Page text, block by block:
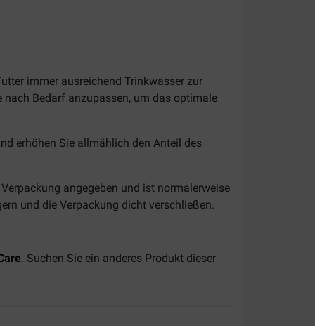
immer ausreichend Trinkwasser zur
Bedarf anzupassen, um das optimale
erhöhen Sie allmählich den Anteil des
angegeben und ist normalerweise
und die Verpackung dicht verschließen.
. Suchen Sie ein anderes Produkt dieser